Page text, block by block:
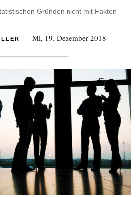
Gründen nicht mit Fakten
Mi, 19. Dezember 2018